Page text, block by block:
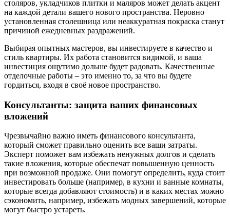
столяров, укладчиков плитки и маляров может делать акцент
на каждой детали вашего нового пространства. Неровно
установленная столешница или неаккуратная покраска станут
причиной ежедневных раздражений.
Выбирая опытных мастеров, вы инвестируете в качество и
стиль квартиры. Их работа становится видимой, и ваша
инвестиция ощутимо дольше будет радовать. Качественные
отделочные работы – это именно то, за что вы будете
гордиться, входя в своё новое пространство.
Консультанты: защита ваших финансовых
вложений
Чрезвычайно важно иметь финансового консультанта,
который сможет правильно оценить все ваши затраты.
Эксперт поможет вам избежать ненужных долгов и сделать
такие вложения, которые обеспечат повышенную ценность
при возможной продаже. Они помогут определить, куда стоит
инвестировать больше (например, в кухни и ванные комнаты,
которые всегда добавляют стоимость) и в каких местах можно
сэкономить, например, избежать модных завершений, которые
могут быстро устареть.